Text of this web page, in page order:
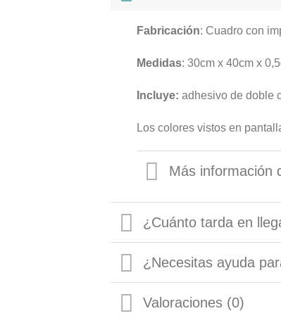
Fabricación: Cuadro con
Medidas: 30cm x 40cm x
Incluye: adhesivo de doble
Los colores vistos en
Más información
¿Cuánto tarda en
¿Necesitas ayuda
Valoraciones (0)